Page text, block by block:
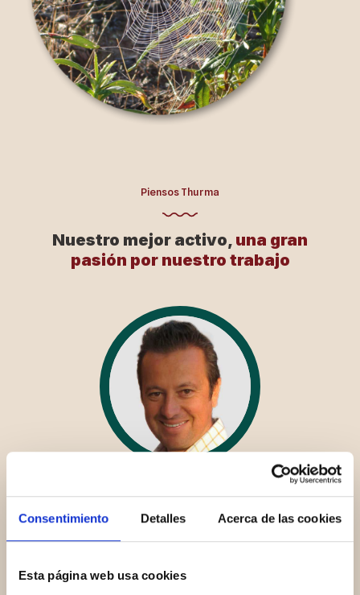
Consentimiento Detalles Acerca de las cookies
Esta página web usa cookies
Piensos Thurma
Nuestro mejor activo, una gran
pasión por nuestro trabajo
Bartolomé Gutiérrez Mellado
Director Técnico